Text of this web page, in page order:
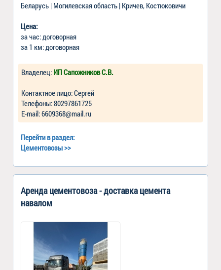
Беларусь | Могилевская область | Кричев, Костюковичи
Цена:
за час: договорная
за 1 км: договорная
Владелец: ИП Сапожников С.В.
Контактное лицо: Сергей
Телефоны: 80297861725
Е-mail: 6609368@mail.ru
Перейти в раздел:
Цементовозы>>
Аренда цементовоза - доставка цемента
навалом